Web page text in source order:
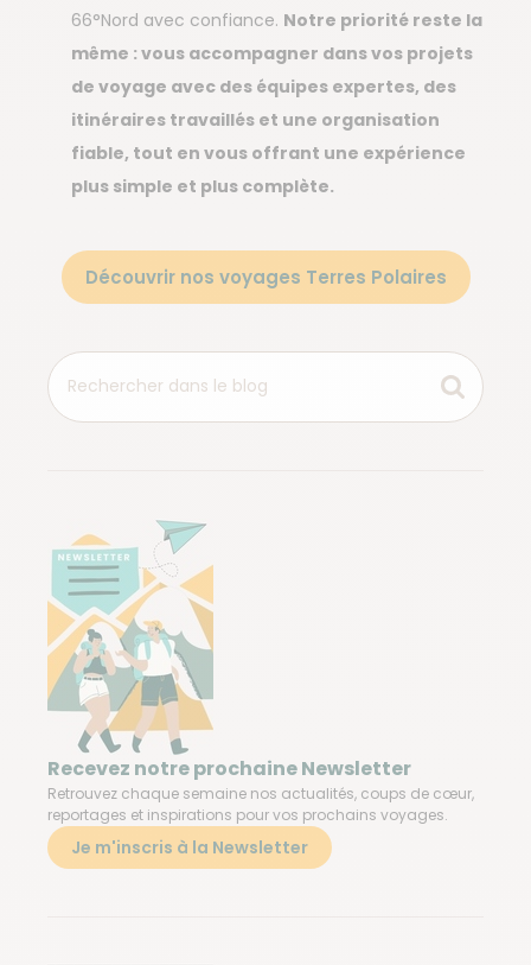
66°Nord avec confiance. Notre priorité reste la
même : vous accompagner dans vos projets
de voyage avec des équipes expertes, des
itinéraires travaillés et une organisation
fiable, tout en vous offrant une expérience
plus simple et plus complète.
Découvrir nos voyages Terres Polaires
Recevez notre prochaine Newsletter
Retrouvez chaque semaine nos actualités, coups de cœur,
reportages et inspirations pour vos prochains voyages.
Je m'inscris à la Newsletter